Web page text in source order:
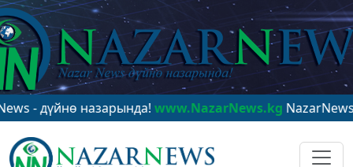
назарында!www.NazarNews.kgNazarNews - в